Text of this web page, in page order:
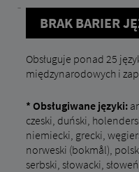
BRAK BARIER
Obsługuje ponad 25
międzynarodowych i
* Obsługiwane języki:
czeski, duński,
niemiecki, grecki,
norweski (bokmål),
serbski, słowacki,